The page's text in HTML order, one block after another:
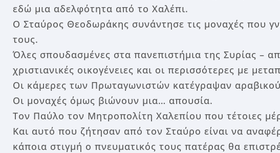
εδώ μια αδελφότητα από το Χαλέπι.
Ο Σταύρος Θεοδωράκης συνάντησε τις μοναχές που
τους.
Όλες σπουδασμένες στα πανεπιστήμια της Συρίας –
χριστιανικές οικογένειες και οι περισσότερες με
Οι κάμερες των Πρωταγωνιστών κατέγραψαν
Οι μοναχές όμως βιώνουν μια… απουσία.
Τον Παύλο τον Μητροπολίτη Χαλεπίου που τέτοιες
Και αυτό που ζήτησαν από τον Σταύρο είναι να
κάποια στιγμή ο πνευματικός τους πατέρας θα